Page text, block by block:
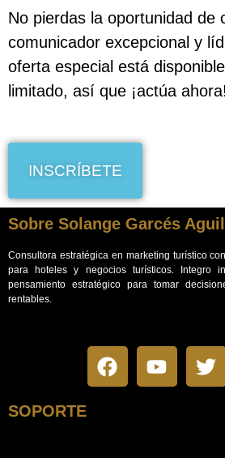
No pierdas la oportunidad de
comunicador excepcional y
oferta especial está
limitado, así que ¡actúa ahora!
INSCRÍBETE
Sobre Solange Garcés
Consultora estratégica en marketing turístico
para hoteles y negocios turísticos.
Integro
pensamiento estratégico para tomar
rentables.
SOPORTE